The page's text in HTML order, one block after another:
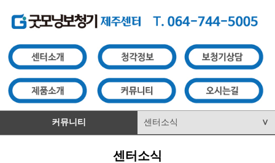
커뮤니티 센터소식 ∨
센터소식